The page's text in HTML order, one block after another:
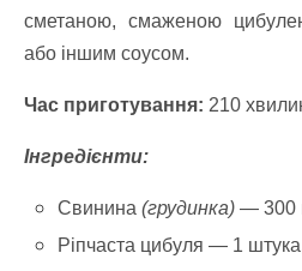
сметаною, смаженою
або іншим соусом.
Час приготування: 210
Інгредієнти:
Свинина(грудинка) — 300
Ріпчаста цибуля — 1